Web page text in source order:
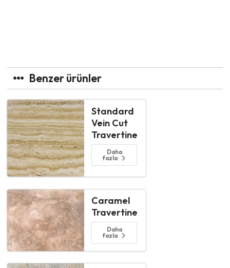
Benzer ürünler
Standard
Vein Cut
Travertine
Daha
fazla
Caramel
Travertine
Daha
fazla